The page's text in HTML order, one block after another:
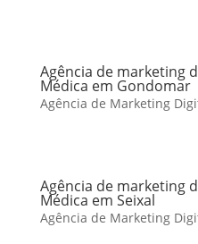
Agência de marketing
Médica em Gondomar
Agência de Marketing
Agência de marketing
Médica em Seixal
Agência de Marketing